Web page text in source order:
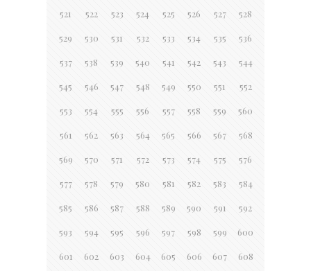
521 522 523 524 525 526 527 528
529 530 531 532 533 534 535 536
537 538 539 540 541 542 543 544
545 546 547 548 549 550 551 552
553 554 555 556 557 558 559 560
561 562 563 564 565 566 567 568
569 570 571 572 573 574 575 576
577 578 579 580 581 582 583 584
585 586 587 588 589 590 591 592
593 594 595 596 597 598 599 600
601 602 603 604 605 606 607 608